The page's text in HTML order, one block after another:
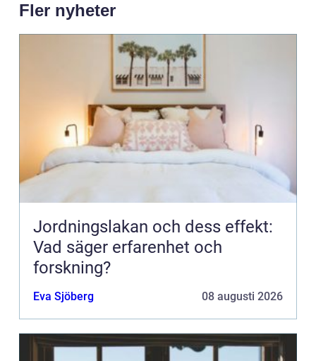
Fler nyheter
Jordningslakan och dess effekt:
Vad säger erfarenhet och
forskning?
Eva Sjöberg 08 augusti 2026